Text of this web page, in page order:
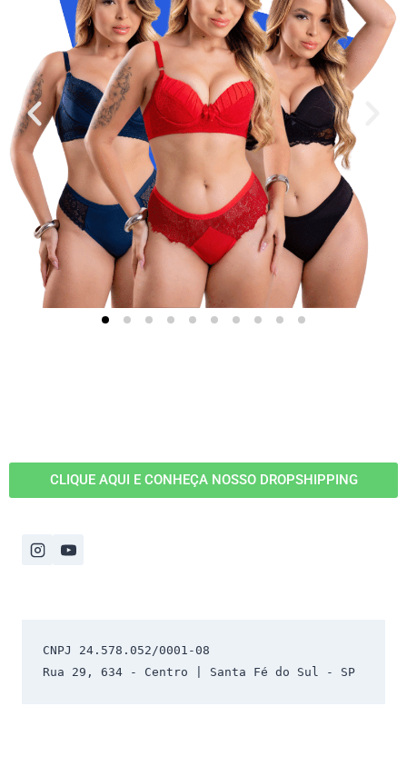
CLIQUE AQUI E CONHEÇA NOSSO DROPSHIPPING
CNPJ 24.578.052/0001-08
Rua 29, 634 - Centro | Santa Fé do Sul - SP